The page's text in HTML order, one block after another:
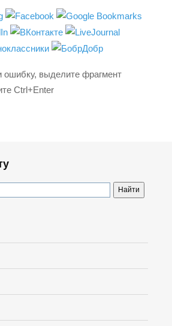
ошибку, выделите фрагмент
Ctrl+Enter